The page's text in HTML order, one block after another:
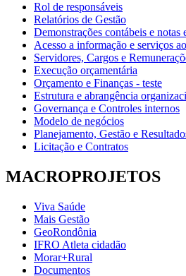
Rol de responsáveis
Relatórios de Gestão
Demonstrações contábeis e notas
Acesso a informação e serviços
Servidores, Cargos e
Execução orçamentária
Orçamento e Finanças - teste
Estrutura e abrangência
Governança e Controles internos
Modelo de negócios
Planejamento, Gestão e
Licitação e Contratos
MACROPROJETOS
Viva Saúde
Mais Gestão
GeoRondônia
IFRO Atleta cidadão
Morar+Rural
Documentos